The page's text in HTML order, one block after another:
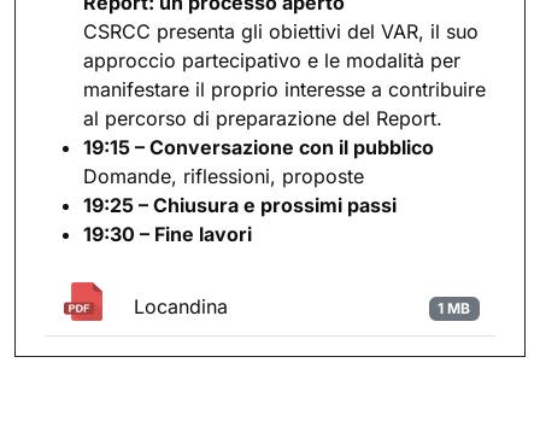
CSRCC presenta gli obiettivi del VAR, il suo
approccio partecipativo e le modalità per
manifestare il proprio interesse a contribuire
al percorso di preparazione del Report.
19:15 – Conversazione con il pubblico
Domande, riflessioni, proposte
19:25 – Chiusura e prossimi passi
19:30 – Fine lavori
Locandina 1 MB